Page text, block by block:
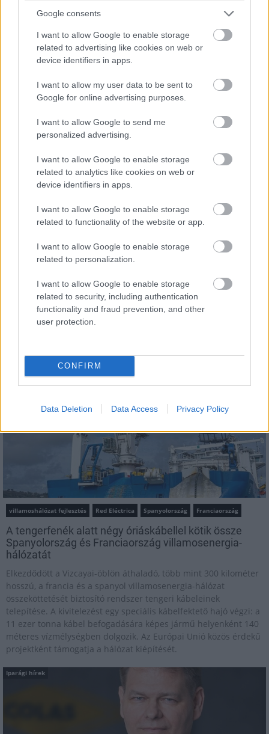
Google consents
I want to allow Google to enable storage
related to advertising like cookies on web or
device identifiers in apps.
I want to allow my user data to be sent to
Google for online advertising purposes.
I want to allow Google to send me
personalized advertising.
I want to allow Google to enable storage
related to analytics like cookies on web or
device identifiers in apps.
I want to allow Google to enable storage
related to functionality of the website or app.
I want to allow Google to enable storage
related to personalization.
I want to allow Google to enable storage
related to security, including authentication
functionality and fraud prevention, and other
user protection.
CONFIRM
Data Deletion Data Access Privacy Policy
Feliratkozom a hírlevélre és elfogadom azadatvédelmi
szabályzatot!
FELIRATKOZÁS
AJÁNLÓ
villamoshálózat fejlesztés Red Eléctrica Spanyolország Franciaország
A tengerfenék alatt négy óriáskábellel kötik össze
Spanyolország és Franciaország villamosenergia-
hálózatát
Elkezdődött a Vizcayai-öblön áthaladó, több mint 300 kilométer
hosszú, a francia és a spanyol villamosenergia-hálózat
összeköttetését biztosító rendszer tengeri kábeleinek
telepítése. A kivitelezést egy speciális kábelfektető hajó végzi: a
11 ezer tonna kábel befogadására képes jármű helyenként 140
méteres vízmélységben dolgozik. Az Európai Unió közös érdekű
projektként támogatja a hálózat kiépítését.
Iparági hírek